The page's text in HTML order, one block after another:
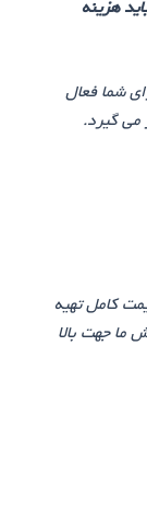
هزینه
شما فعال
می گیرد.
کامل تهیه
ما جهت بالا